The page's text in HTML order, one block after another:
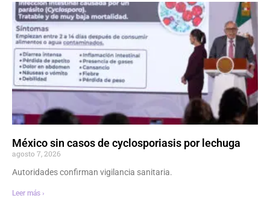
México sin casos de cyclosporiasis por lechuga
agosto 7, 2026
Autoridades confirman vigilancia sanitaria.
Leer más ›